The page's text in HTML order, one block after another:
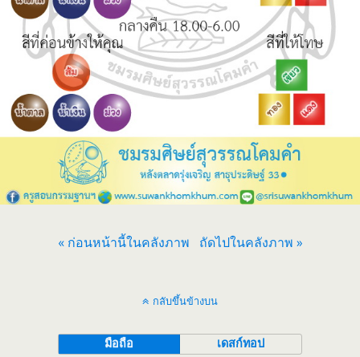
« ก่อนหน้านี้ในคลังภาพ ถัดไปในคลังภาพ »
กลับขึ้นข้างบน
มือถือ เดสก์ทอป